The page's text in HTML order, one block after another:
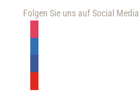
Folgen Sie uns auf Social Media